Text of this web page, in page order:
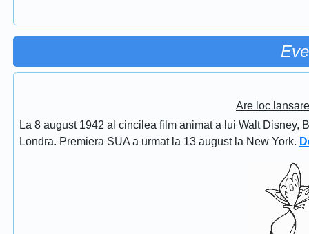
Are loc
La 8 august 1942 al cincilea film animat a lui Walt
Londra. Premiera SUA a urmat la 13 august la New York.